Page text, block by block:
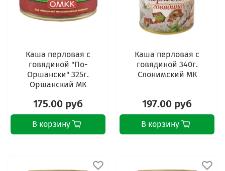
Каша перловая с
говядиной "По-
Оршански" 325г.
Оршанский МК
175.00 руб
В корзину
Каша перловая с
говядиной 340г.
Слонимский МК
197.00 руб
В корзину